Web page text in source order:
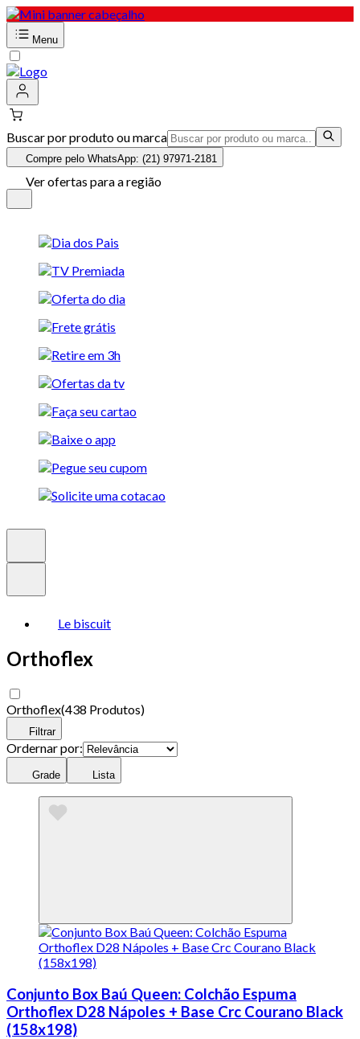
Menu
Buscar por produto ou marca
Compre pelo WhatsApp: (21) 97971-2181
Ver ofertas para a região
Le biscuit
Orthoflex
Orthoflex(438 Produtos)
Filtrar
Ordernar por:
Grade Lista
Conjunto Box Baú Queen: Colchão Espuma
Orthoflex D28 Nápoles + Base Crc Courano Black
(158x198)